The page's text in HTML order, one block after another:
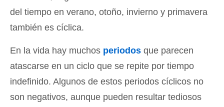
del tiempo en verano, otoño, invierno y primavera
también es cíclica.
En la vida hay muchos periodos que parecen
atascarse en un ciclo que se repite por tiempo
indefinido. Algunos de estos periodos cíclicos no
son negativos, aunque pueden resultar tediosos